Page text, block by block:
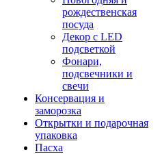
рождественская
посуда
Декор с LED
подсветкой
Фонари,
подсвечники и
свечи
Консервация и
заморозка
Открытки и подарочная
упаковка
Пасха